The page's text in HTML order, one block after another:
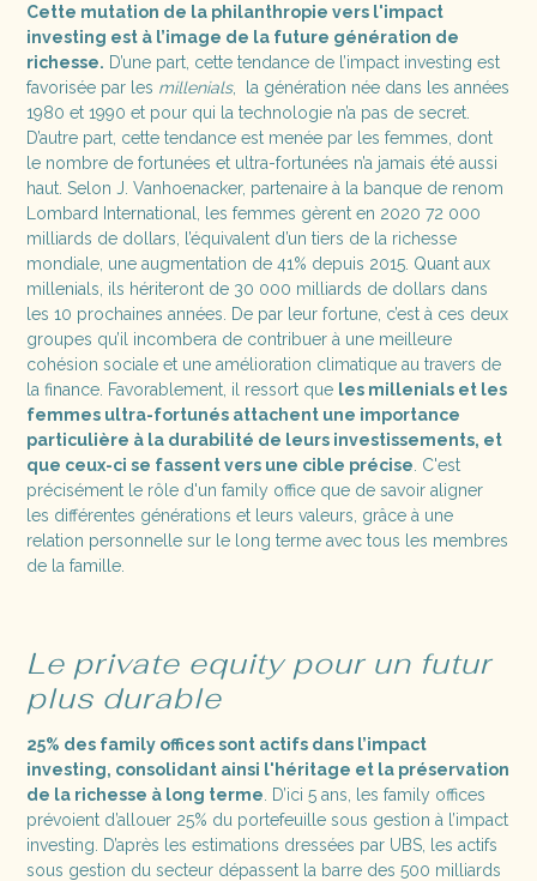
Cette mutation de la philanthropie vers l'impact
investing est à l’image de la future génération de
richesse. D’une part, cette tendance de l’impact investing est
favorisée par les millenials, la génération née dans les années
1980 et 1990 et pour qui la technologie n’a pas de secret.
D’autre part, cette tendance est menée par les femmes, dont
le nombre de fortunées et ultra-fortunées n’a jamais été aussi
haut. Selon J. Vanhoenacker, partenaire à la banque de renom
Lombard International, les femmes gèrent en 2020 72 000
milliards de dollars, l’équivalent d’un tiers de la richesse
mondiale, une augmentation de 41% depuis 2015. Quant aux
millenials, ils hériteront de 30 000 milliards de dollars dans
les 10 prochaines années. De par leur fortune, c’est à ces deux
groupes qu’il incombera de contribuer à une meilleure
cohésion sociale et une amélioration climatique au travers de
la finance. Favorablement, il ressort que les millenials et les
femmes ultra-fortunés attachent une importance
particulière à la durabilité de leurs investissements, et
que ceux-ci se fassent vers une cible précise . C'est
précisément le rôle d'un family office que de savoir aligner
les différentes générations et leurs valeurs, grâce à une
relation personnelle sur le long terme avec tous les membres
de la famille.
Le private equity pour un futur
plus durable
25% des family offices sont actifs dans l’impact
investing, consolidant ainsi l'héritage et la préservation
de la richesse à long terme . D’ici 5 ans, les family offices
prévoient d’allouer 25% du portefeuille sous gestion à l’impact
investing. D’après les estimations dressées par UBS, les actifs
sous gestion du secteur dépassent la barre des 500 milliards